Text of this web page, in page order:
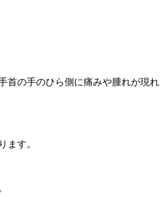
首の手のひら側に痛みや腫れが現れ
ます。